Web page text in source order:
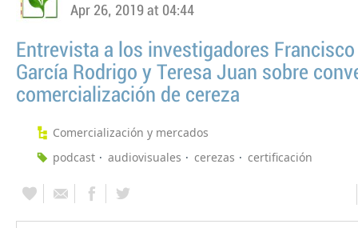
Apr 26, 2019 at 04:44
Entrevista a los investigadores
García Rodrigo y Teresa Juan sobre
comercialización de cereza
Comercialización y mercados
podcast
audiovisuales cerezas certificación